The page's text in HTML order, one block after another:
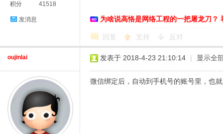
积分 41518
发消息 为啥说高恪是网络工程的一把屠龙刀？
回复 支持 反对
oujinlai 发表于 2018-4-23 21:10:14 | 显示全
微信绑定后，自动到手机号的账号里，也